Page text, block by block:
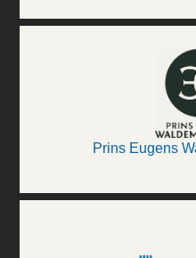
Prins Eugens